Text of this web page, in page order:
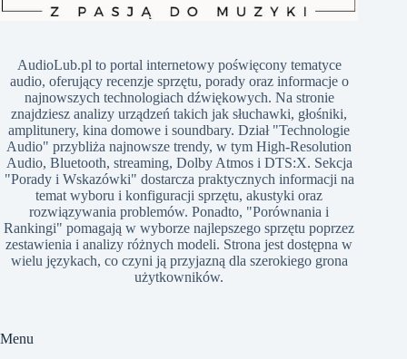
​AudioLub.pl to portal internetowy poświęcony tematyce
audio, oferujący recenzje sprzętu, porady oraz informacje o
najnowszych technologiach dźwiękowych. Na stronie
znajdziesz analizy urządzeń takich jak słuchawki, głośniki,
amplitunery, kina domowe i soundbary. Dział "Technologie
Audio" przybliża najnowsze trendy, w tym High-Resolution
Audio, Bluetooth, streaming, Dolby Atmos i DTS:X. Sekcja
"Porady i Wskazówki" dostarcza praktycznych informacji na
temat wyboru i konfiguracji sprzętu, akustyki oraz
rozwiązywania problemów. Ponadto, "Porównania i
Rankingi" pomagają w wyborze najlepszego sprzętu poprzez
zestawienia i analizy różnych modeli. Strona jest dostępna w
wielu językach, co czyni ją przyjazną dla szerokiego grona
użytkowników.​
Menu